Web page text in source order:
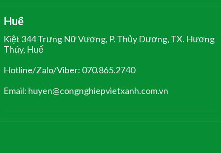
Huế
Kiệt 344 Trưng Nữ Vương, P. Thủy Dương, TX. Hương
Thủy, Huế
Hotline/Zalo/Viber: 070.865.2740
Email: huyen@congnghiepvietxanh.com.vn